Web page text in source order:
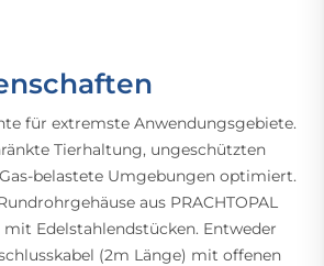
für extremste Anwendungsgebiete.
Tierhaltung, ungeschützten
belastete Umgebungen optimiert.
aus PRACHTOPAL
mit Edelstahlendstücken. Entweder
(2m Länge) mit offenen